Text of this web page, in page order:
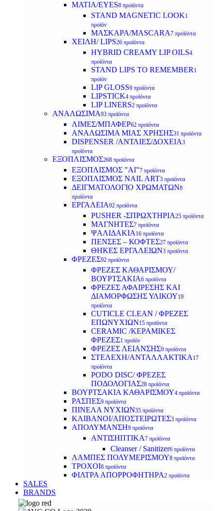
ΜΑΤΙΑ/EYES8 προϊόντα
STAND MAGNETIC LOOK1
προϊόν
ΜΑΣΚΑΡΑ/MASCARA7 προϊόντα
ΧΕΙΛΗ/ LIPS26 προϊόντα
HYBRID CREAMY LIP OILS4
προϊόντα
STAND LIPS TO REMEMBER 1
προϊόν
LIP GLOSS9 προϊόντα
LIPSTICK4 προϊόντα
LIP LINERS2 προϊόντα
ΑΝΑΛΩΣΙΜΑ93 προϊόντα
ΛΙΜΕΣ/ΜΠΑΦΕΡ62 προϊόντα
ΑΝΑΛΩΣΙΜΑ ΜΙΑΣ ΧΡΗΣΗΣ31 προϊόντα
DISPENSER /ΑΝΤΛΙΕΣ/ΔΟΧΕΙΑ3
προϊόντα
ΕΞΟΠΛΙΣΜΟΣ268 προϊόντα
ΕΞΟΠΛΙΣΜΟΣ "AI"7 προϊόντα
ΕΞΟΠΛΙΣΜΟΣ NAIL ART3 προϊόντα
ΔΕΙΓΜΑΤΟΛΟΓΙΟ ΧΡΩΜΑΤΩΝ8
προϊόντα
ΕΡΓΑΛΕΙΑ92 προϊόντα
PUSHER -ΣΠΡΩΧΤΗΡΙΑ25 προϊόντα
ΜΑΓΝΗΤΕΣ7 προϊόντα
ΨΑΛΙΔΑΚΙΑ 16 προϊόντα
ΠΕΝΣΕΣ – ΚΟΦΤΕΣ27 προϊόντα
ΘΗΚΕΣ ΕΡΓΑΛΕΙΩΝ3 προϊόντα
ΦΡΕΖΕΣ92 προϊόντα
ΦΡΕΖΕΣ ΚΑΘΑΡΙΣΜΟΥ/
ΒΟΥΡΤΣΑΚΙΑ6 προϊόντα
ΦΡΕΖΕΣ ΑΦΑΙΡΕΣΗΣ ΚΑΙ
ΔΙΑΜΟΡΦΩΣΗΣ ΥΛΙΚΟΥ19
προϊόντα
CUTICLE CLEAN / ΦΡΕΖΕΣ
ΕΠΩΝΥΧΙΩΝ15 προϊόντα
CERAMIC /ΚΕΡΑΜΙΚΕΣ
ΦΡΕΖΕΣ1 προϊόν
ΦΡΕΖΕΣ ΛΕΙΑΝΣΗΣ9 προϊόντα
ΣΤΕΛΕΧΗ/ΑΝΤΑΛΛΑΚΤΙΚΑ 17
προϊόντα
PODO DISC/ ΦΡΕΖΕΣ
ΠΟΔΟΛΟΓΙΑΣ28 προϊόντα
ΒΟΥΡΤΣΑΚΙΑ ΚΑΘΑΡΙΣΜΟΥ4 προϊόντα
ΡΑΣΠΕΣ9 προϊόντα
ΠΙΝΕΛΑ ΝΥΧΙΩΝ35 προϊόντα
ΚΛΙΒΑΝΟΙ/ΑΠΟΣΤΕΙΡΩΤΕΣ3 προϊόντα
ΑΠΟΛΥΜΑΝΣΗ9 προϊόντα
ΑΝΤΙΣΗΠΤΙΚΑ7 προϊόντα
Cleanser / Sanitizer6 προϊόντα
ΛΑΜΠΕΣ ΠΟΛΥΜΕΡΙΣΜΟΥ8 προϊόντα
ΤΡΟΧΟΙ8 προϊόντα
ΦΙΛΤΡΑ ΑΠΟΡΡΟΦΗΤΗΡΑ2 προϊόντα
SALES
BRANDS